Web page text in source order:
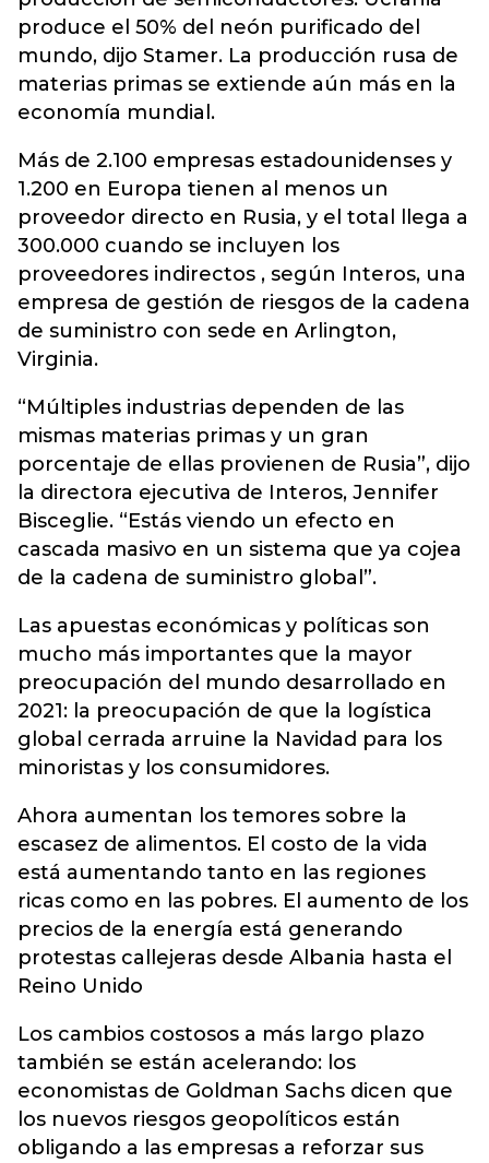
produce el 50% del neón purificado del
mundo, dijo Stamer. La producción rusa de
materias primas se extiende aún más en la
economía mundial.
Más de 2.100 empresas estadounidenses y
1.200 en Europa tienen al menos un
proveedor directo en Rusia, y el total llega a
300.000 cuando se incluyen los
proveedores indirectos , según Interos, una
empresa de gestión de riesgos de la cadena
de suministro con sede en Arlington,
Virginia.
“Múltiples industrias dependen de las
mismas materias primas y un gran
porcentaje de ellas provienen de Rusia”, dijo
la directora ejecutiva de Interos, Jennifer
Bisceglie. “Estás viendo un efecto en
cascada masivo en un sistema que ya cojea
de la cadena de suministro global”.
Las apuestas económicas y políticas son
mucho más importantes que la mayor
preocupación del mundo desarrollado en
2021: la preocupación de que la logística
global cerrada arruine la Navidad para los
minoristas y los consumidores.
Ahora aumentan los temores sobre la
escasez de alimentos. El costo de la vida
está aumentando tanto en las regiones
ricas como en las pobres. El aumento de los
precios de la energía está generando
protestas callejeras desde Albania hasta el
Reino Unido
Los cambios costosos a más largo plazo
también se están acelerando: los
economistas de Goldman Sachs dicen que
los nuevos riesgos geopolíticos están
obligando a las empresas a reforzar sus